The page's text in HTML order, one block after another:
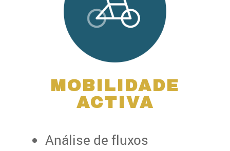
MOBILIDADE
ACTIVA
Análise de fluxos